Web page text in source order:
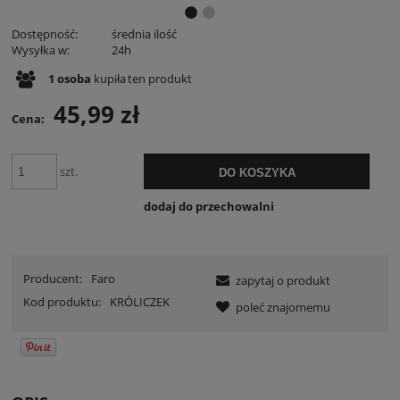
Dostępność:
średnia ilość
Wysyłka w:
24h
1 osoba kupiłaten produkt
Cena: 45,99 zł
szt. DO KOSZYKA
dodaj do przechowalni
Producent:
Faro
Kod produktu:
KRÓLICZEK
zapytaj o produkt
poleć znajomemu